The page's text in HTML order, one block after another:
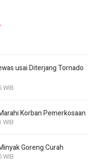
usai Diterjang Tornado
WIB
Korban Pemerkosaan
WIB
Goreng Curah
WIB